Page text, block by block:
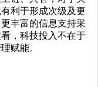
利于形成次级及更
丰富的信息支持采
，科技投入不在于
理赋能。